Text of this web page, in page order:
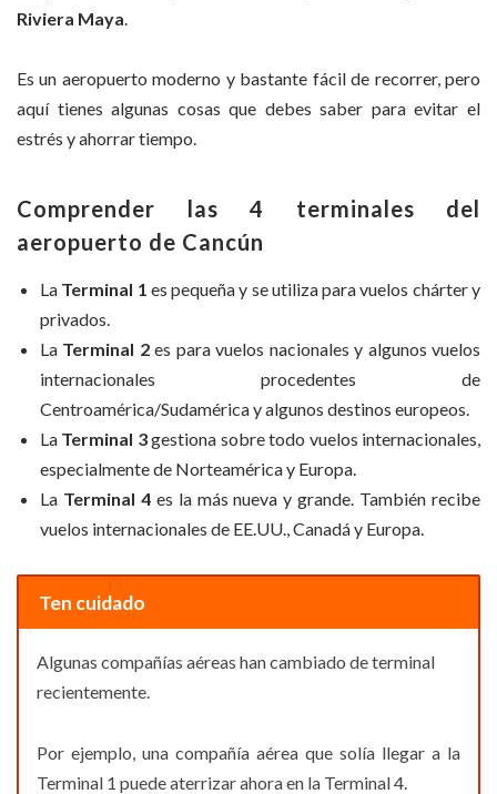
Riviera Maya.
Es un aeropuerto moderno y bastante fácil de recorrer, pero
aquí tienes algunas cosas que debes saber para evitar el
estrés y ahorrar tiempo.
Comprender las 4 terminales del
aeropuerto de Cancún
La Terminal 1 es pequeña y se utiliza para vuelos chárter y
privados.
La Terminal 2es para vuelos nacionales y algunos vuelos
internacionales procedentes de
Centroamérica/Sudamérica y algunos destinos europeos.
La Terminal 3gestiona sobre todo vuelos internacionales,
especialmente de Norteamérica y Europa.
La Terminal 4es la más nueva y grande. También recibe
vuelos internacionales de EE.UU., Canadá y Europa.
Ten cuidado
Algunas compañías aéreas han cambiado de terminal
recientemente.
Por ejemplo, una compañía aérea que solía llegar a la
Terminal 1 puede aterrizar ahora en la Terminal 4.